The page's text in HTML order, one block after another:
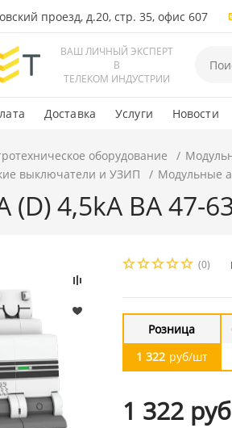
проезд, д.20, стр. 35, офис 607
ВАШ ЛИЧНЫЙ ЭКСПЕРТ
В
ТЕЛЕКОМ ИНДУСТРИИ
Доставка Услуги Новости
оборудование
выключатели и УЗИП Модульные
(D) 4,5kA ВА 47-
(0)
Розница
1 322 руб/шт
1 322